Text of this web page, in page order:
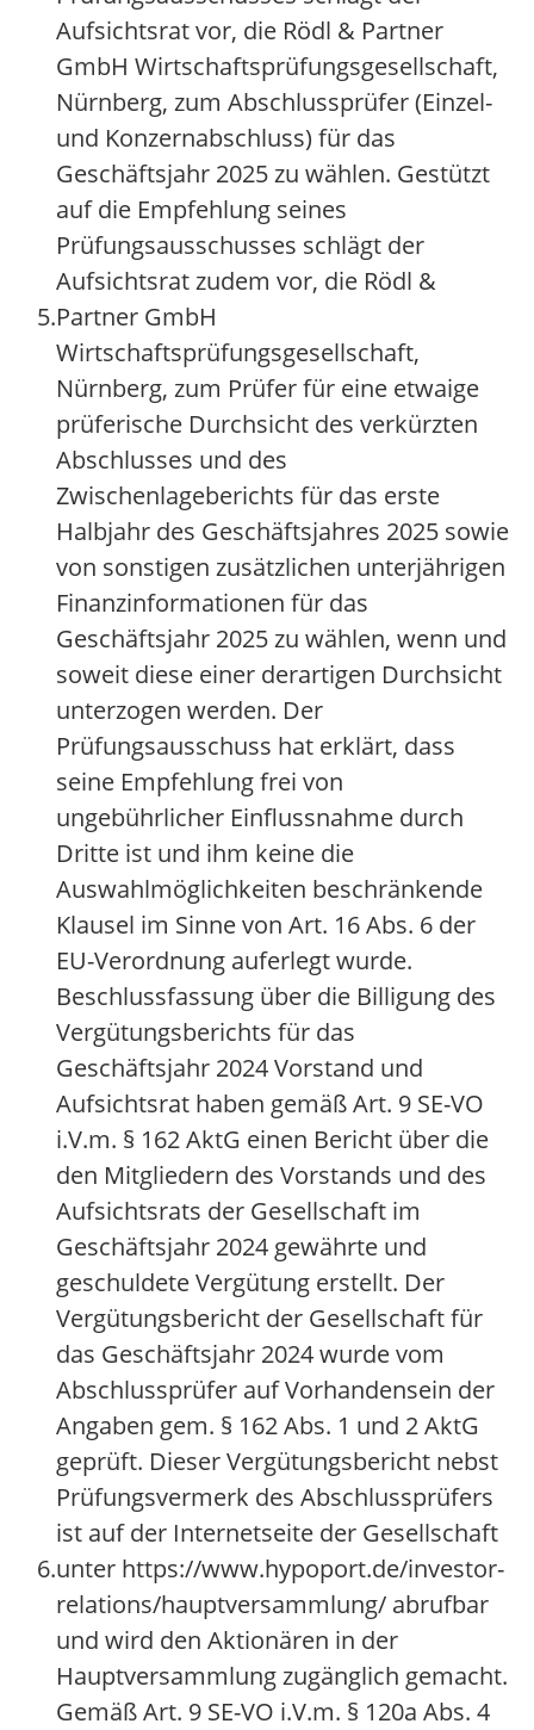
5.
Aufsichtsrat vor, die Rödl & Partner
GmbH Wirtschaftsprüfungsgesellschaft,
Nürnberg, zum Abschlussprüfer (Einzel-
und Konzernabschluss) für das
Geschäftsjahr 2025 zu wählen. Gestützt
auf die Empfehlung seines
Prüfungsausschusses schlägt der
Aufsichtsrat zudem vor, die Rödl &
Partner GmbH
Wirtschaftsprüfungsgesellschaft,
Nürnberg, zum Prüfer für eine etwaige
prüferische Durchsicht des verkürzten
Abschlusses und des
Zwischenlageberichts für das erste
Halbjahr des Geschäftsjahres 2025 sowie
von sonstigen zusätzlichen unterjährigen
Finanzinformationen für das
Geschäftsjahr 2025 zu wählen, wenn und
soweit diese einer derartigen Durchsicht
unterzogen werden. Der
Prüfungsausschuss hat erklärt, dass
seine Empfehlung frei von
ungebührlicher Einflussnahme durch
Dritte ist und ihm keine die
Auswahlmöglichkeiten beschränkende
Klausel im Sinne von Art. 16 Abs. 6 der
EU-Verordnung auferlegt wurde.
6.
Beschlussfassung über die Billigung des
Vergütungsberichts für das
Geschäftsjahr 2024 Vorstand und
Aufsichtsrat haben gemäß Art. 9 SE-VO
i.V.m. § 162 AktG einen Bericht über die
den Mitgliedern des Vorstands und des
Aufsichtsrats der Gesellschaft im
Geschäftsjahr 2024 gewährte und
geschuldete Vergütung erstellt. Der
Vergütungsbericht der Gesellschaft für
das Geschäftsjahr 2024 wurde vom
Abschlussprüfer auf Vorhandensein der
Angaben gem. § 162 Abs. 1 und 2 AktG
geprüft. Dieser Vergütungsbericht nebst
Prüfungsvermerk des Abschlussprüfers
ist auf der Internetseite der Gesellschaft
unter https://www.hypoport.de/investor-
relations/hauptversammlung/ abrufbar
und wird den Aktionären in der
Hauptversammlung zugänglich gemacht.
Gemäß Art. 9 SE-VO i.V.m. § 120a Abs. 4